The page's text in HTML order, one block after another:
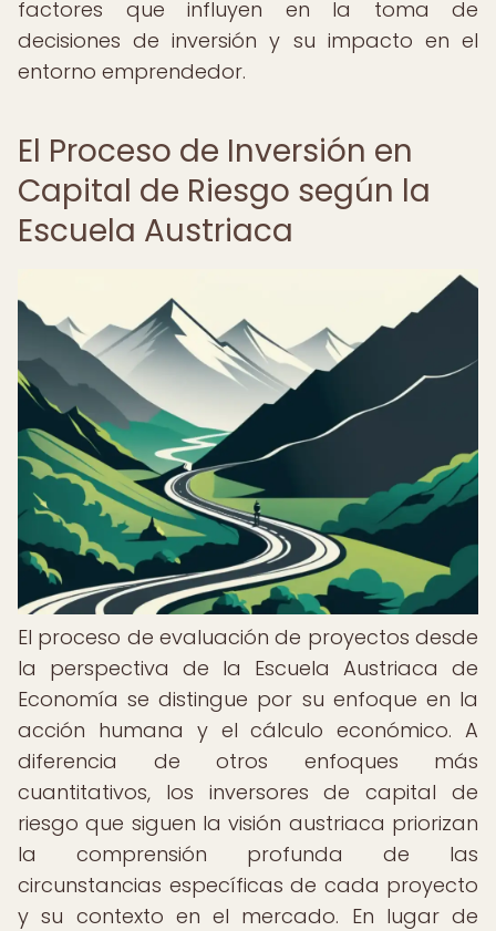
factores que influyen en la toma de
decisiones de inversión y su impacto en el
entorno emprendedor.
El Proceso de Inversión en
Capital de Riesgo según la
Escuela Austriaca
El proceso de evaluación de proyectos desde
la perspectiva de la Escuela Austriaca de
Economía se distingue por su enfoque en la
acción humana y el cálculo económico. A
diferencia de otros enfoques más
cuantitativos, los inversores de capital de
riesgo que siguen la visión austriaca priorizan
la comprensión profunda de las
circunstancias específicas de cada proyecto
y su contexto en el mercado. En lugar de